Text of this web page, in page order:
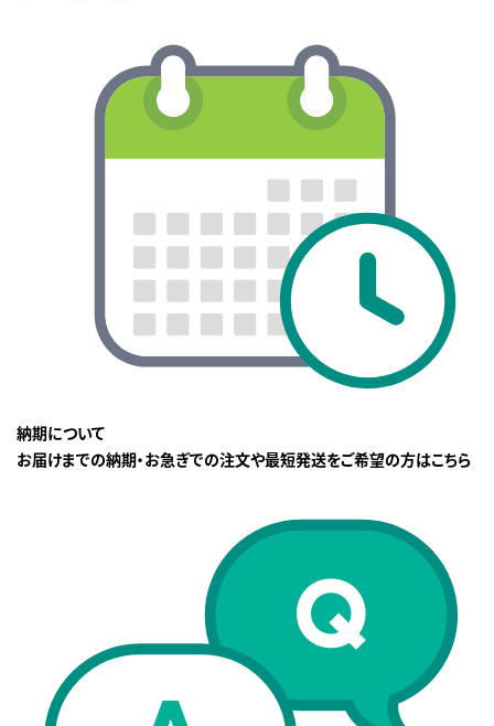
納期について
お届けまでの納期・お急ぎでの注文や最短発送をご希望の方はこちら